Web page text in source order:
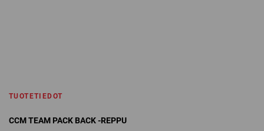
TUOTETIEDOT
CCM TEAM PACK BACK -REPPU